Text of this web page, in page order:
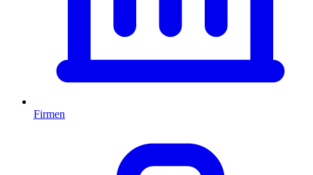
Firmen